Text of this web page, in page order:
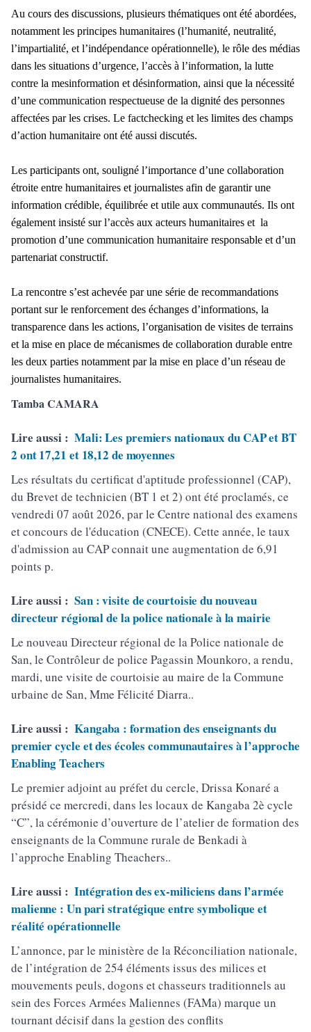
Au cours des discussions, plusieurs thématiques ont été abordées,
notamment les principes humanitaires (l’humanité, neutralité,
l’impartialité, et l’indépendance opérationnelle), le rôle des médias
dans les situations d’urgence, l’accès à l’information, la lutte
contre la mesinformation et désinformation, ainsi que la nécessité
d’une communication respectueuse de la dignité des personnes
affectées par les crises. Le factchecking et les limites des champs
d’action humanitaire ont été aussi discutés.
Les participants ont, souligné l’importance d’une collaboration
étroite entre humanitaires et journalistes afin de garantir une
information crédible, équilibrée et utile aux communautés. Ils ont
également insisté sur l’accès aux acteurs humanitaires et la
promotion d’une communication humanitaire responsable et d’un
partenariat constructif.
La rencontre s’est achevée par une série de recommandations
portant sur le renforcement des échanges d’informations, la
transparence dans les actions, l’organisation de visites de terrains
et la mise en place de mécanismes de collaboration durable entre
les deux parties notamment par la mise en place d’un réseau de
journalistes humanitaires.
Tamba CAMARA
Lire aussi : Mali: Les premiers nationaux du CAP et BT
2 ont 17,21 et 18,12 de moyennes
Les résultats du certificat d'aptitude professionnel (CAP),
du Brevet de technicien (BT 1 et 2) ont été proclamés, ce
vendredi 07 août 2026, par le Centre national des examens
et concours de l'éducation (CNECE). Cette année, le taux
d'admission au CAP connait une augmentation de 6,91
points p.
Lire aussi : San : visite de courtoisie du nouveau
directeur régional de la police nationale à la mairie
Le nouveau Directeur régional de la Police nationale de
San, le Contrôleur de police Pagassin Mounkoro, a rendu,
mardi, une visite de courtoisie au maire de la Commune
urbaine de San, Mme Félicité Diarra..
Lire aussi : Kangaba : formation des enseignants du
premier cycle et des écoles communautaires à l’approche
Enabling Teachers
Le premier adjoint au préfet du cercle, Drissa Konaré a
présidé ce mercredi, dans les locaux de Kangaba 2è cycle
“C”, la cérémonie d’ouverture de l’atelier de formation des
enseignants de la Commune rurale de Benkadi à
l’approche Enabling Theachers..
Lire aussi : Intégration des ex-miliciens dans l’armée
malienne : Un pari stratégique entre symbolique et
réalité opérationnelle
L’annonce, par le ministère de la Réconciliation nationale,
de l’intégration de 254 éléments issus des milices et
mouvements peuls, dogons et chasseurs traditionnels au
sein des Forces Armées Maliennes (FAMa) marque un
tournant décisif dans la gestion des conflits